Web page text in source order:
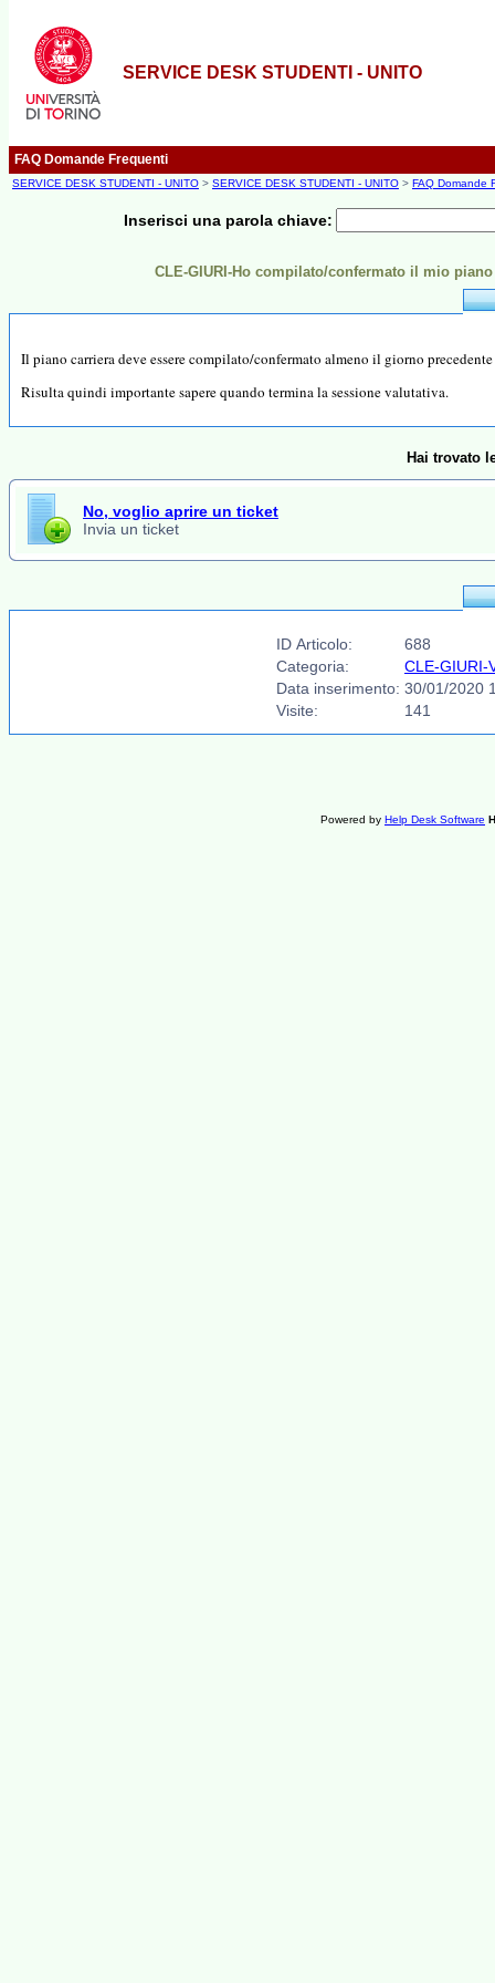
SERVICE DESK STUDENTI - UNITO
FAQ Domande Frequenti
SERVICE DESK STUDENTI - UNITO > SERVICE DESK STUDENTI - UNITO > FAQ Domande
Inserisci una parola chiave:
CLE-GIURI-Ho compilato/confermato il mio
Il piano carriera deve essere compilato/confermato almeno il giorno
Risulta quindi importante sapere quando termina la sessione valutativa.
Hai trovato
No, voglio aprire un ticket
Invia un ticket
ID Articolo:
688
Categoria:
CLE-GIURI-
Data inserimento: 30/01/2020
Visite:
141
Powered by Help Desk Software